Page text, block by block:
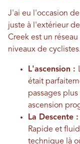
J'ai eu l'occasion
juste à l'extérieur
Creek est un
niveaux de cyclistes.
L'ascension :
était
passages
ascension
La Descente :
Rapide et
technique là